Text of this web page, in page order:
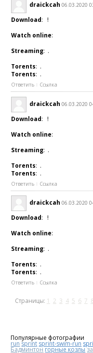
draickcah 06.03.2020
Download: !
Watch online:
Streaming: .
Torents: .
Torents: .
Ответить Ссылка
draickcah 06.03.2020
Download: !
Watch online:
Streaming: .
Torents: .
Torents: .
Ответить Ссылка
draickcah 06.03.2020
Download: !
Watch online:
Streaming: .
Torents: .
Torents: .
Ответить Ссылка
Страницы: 1 2 3 4 5 6 7
Популярные фотографии
run sprint sprint-swim-run
Бадминтонгорные козлы